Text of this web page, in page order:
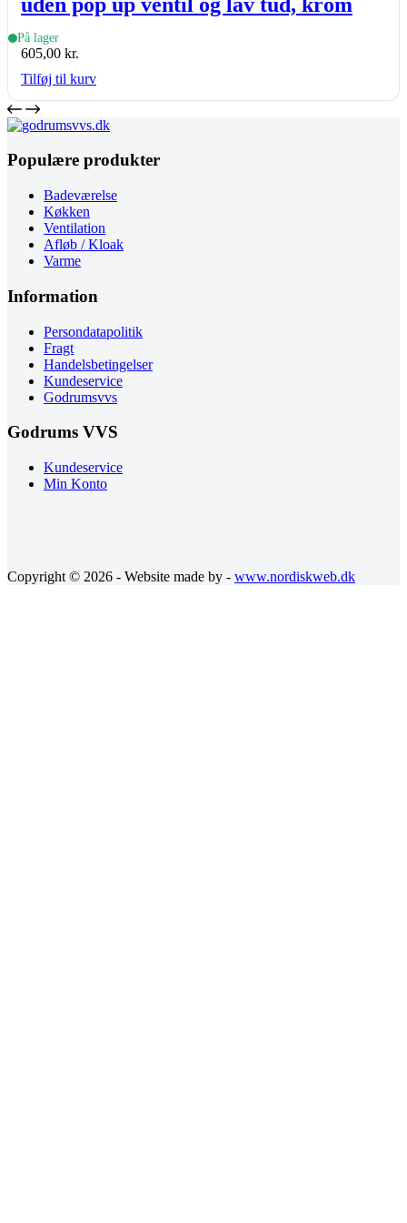
På lager
605,00 kr.
Tilføj til kurv
Populære produkter
Badeværelse
Køkken
Ventilation
Afløb / Kloak
Varme
Information
Persondatapolitik
Fragt
Handelsbetingelser
Kundeservice
Godrumsvvs
Godrums VVS
Kundeservice
Min Konto
Copyright © 2026 - Website made by - www.nordiskweb.dk